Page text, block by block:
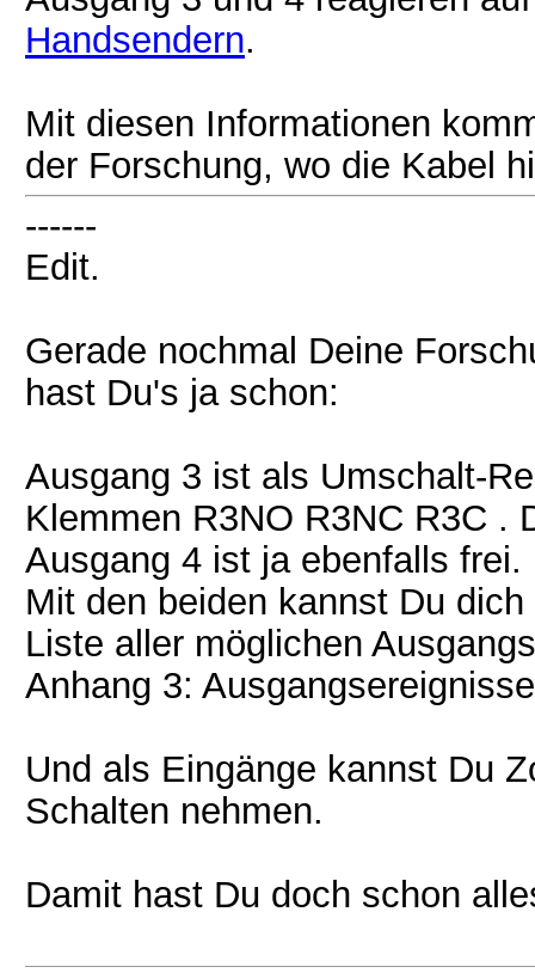
Handsendern.
Mit diesen Informationen
der Forschung, wo die Kabel
------
Edit.
Gerade nochmal Deine
hast Du's ja schon:
Ausgang 3 ist als Umschalt-
Klemmen R3NO R3NC R3C .
Ausgang 4 ist ja ebenfalls frei.
Mit den beiden kannst Du
Liste aller möglichen
Anhang 3:
Und als Eingänge kannst Du
Schalten nehmen.
Damit hast Du doch schon